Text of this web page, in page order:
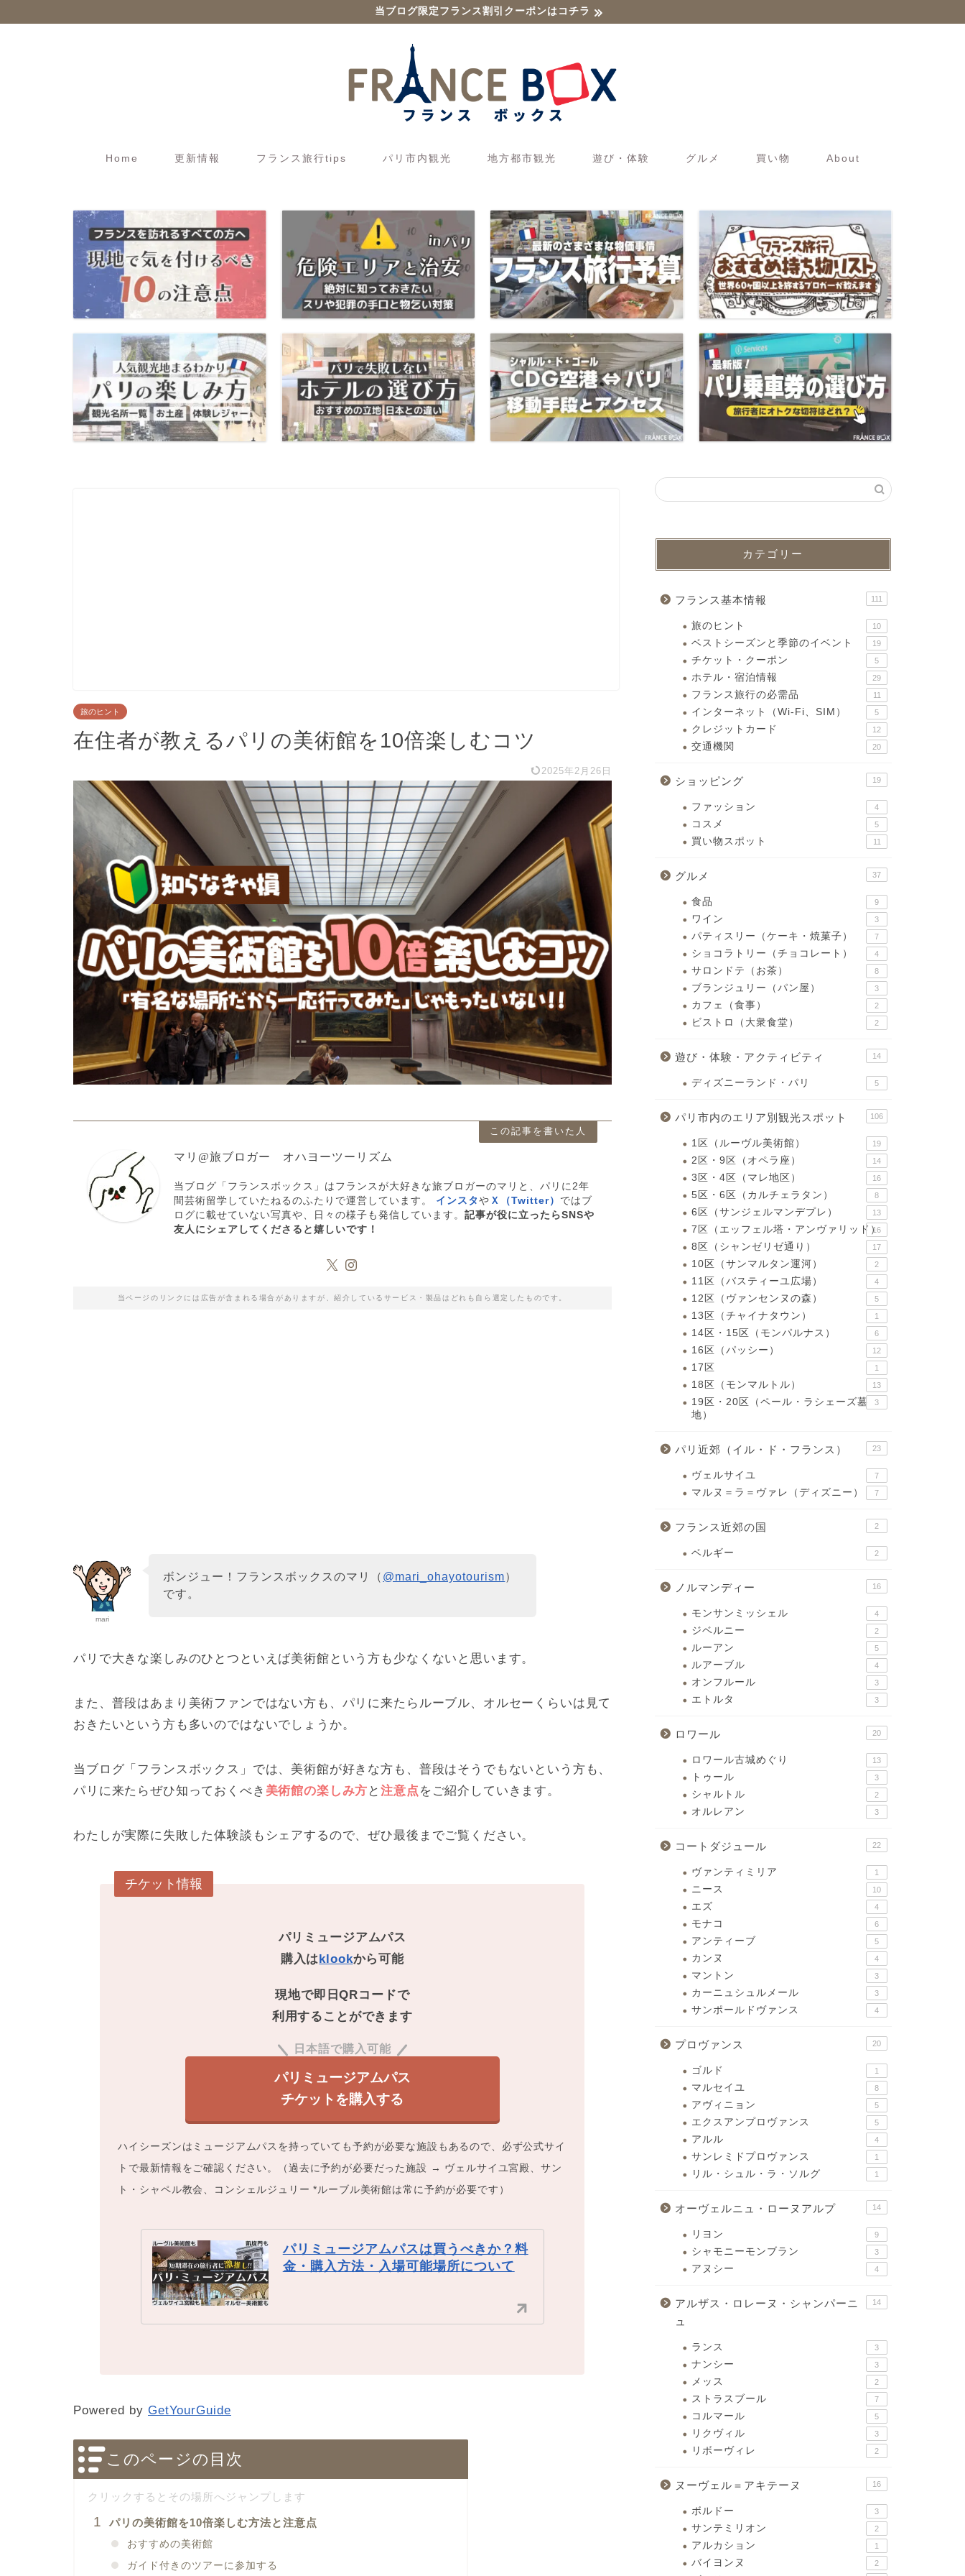
当ブログ限定フランス割引クーポンはコチラ
Home 更新情報 フランス旅行tips パリ市内観光 地方都市観光 遊び・体験 グルメ 買い物 About
旅のヒント
在住者が教えるパリの美術館を10倍楽しむコツ
2025年2月26日
この記事を書いた人
マリ@旅ブロガー オハヨーツーリズム
当ブログ「フランスボックス」はフランスが大好きな旅ブロガーのマリと、パリに2年
間芸術留学していたねるのふたりで運営しています。 インスタ や Ｘ（Twitter） ではブ
ログに載せていない写真や、日々の様子も発信しています。 記事が役に立ったらSNSや
友人にシェアしてくださると嬉しいです！
当ページのリンクには広告が含まれる場合がありますが、紹介しているサービス・製品はどれも自ら選定したものです。
mari
ボンジュー！フランスボックスのマリ（ @mari_ohayotourism）
です。
パリで大きな楽しみのひとつといえば美術館という方も少なくないと思います。
また、普段はあまり美術ファンではない方も、パリに来たらルーブル、オルセーくらいは見て
おきたいという方も多いのではないでしょうか。
当ブログ「フランスボックス」では、美術館が好きな方も、普段はそうでもないという方も、
パリに来たらぜひ知っておくべき 美術館の楽しみ方 と注意点 をご紹介していきます。
わたしが実際に失敗した体験談もシェアするので、ぜひ最後までご覧ください。
チケット情報
パリミュージアムパス
購入は klookから可能
現地で即日QRコードで
利用することができます
日本語で購入可能
パリミュージアムパス
チケットを購入する
ハイシーズンはミュージアムパスを持っていても予約が必要な施設もあるので、必ず公式サイ
トで最新情報をご確認ください。（過去に予約が必要だった施設 → ヴェルサイユ宮殿、サン
ト・シャペル教会、コンシェルジュリー *ルーブル美術館は常に予約が必要です）
パリミュージアムパスは買うべきか？料
金・購入方法・入場可能場所について
Powered by GetYourGuide
このページの目次
パリの美術館を10倍楽しむ方法と注意点
おすすめの美術館
ガイド付きのツアーに参加する
カテゴリー
フランス基本情報 111
旅のヒント 10
ベストシーズンと季節のイベント 19
チケット・クーポン 5
ホテル・宿泊情報 29
フランス旅行の必需品 11
インターネット（Wi-Fi、SIM） 5
クレジットカード 12
交通機関 20
ショッピング 19
ファッション 4
コスメ 5
買い物スポット 11
グルメ 37
食品 9
ワイン 3
パティスリー（ケーキ・焼菓子） 7
ショコラトリー（チョコレート） 4
サロンドテ（お茶） 8
ブランジュリー（パン屋） 3
カフェ（食事） 2
ビストロ（大衆食堂） 2
遊び・体験・アクティビティ 14
ディズニーランド・パリ 5
パリ市内のエリア別観光スポット 106
1区（ルーヴル美術館） 19
2区・9区（オペラ座） 14
3区・4区（マレ地区） 16
5区・6区（カルチェラタン） 8
6区（サンジェルマンデプレ） 13
7区（エッフェル塔・アンヴァリッド）
16
8区（シャンゼリゼ通り） 17
10区（サンマルタン運河） 2
11区（バスティーユ広場） 4
12区（ヴァンセンヌの森） 5
13区（チャイナタウン） 1
14区・15区（モンパルナス） 6
16区（パッシー） 12
17区 1
18区（モンマルトル） 13
19区・20区（ペール・ラシェーズ墓
地）
3
パリ近郊（イル・ド・フランス） 23
ヴェルサイユ 7
マルヌ＝ラ＝ヴァレ（ディズニー） 7
フランス近郊の国 2
ベルギー 2
ノルマンディー 16
モンサンミッシェル 4
ジベルニー 2
ルーアン 5
ルアーブル 4
オンフルール 3
エトルタ 3
ロワール 20
ロワール古城めぐり 13
トゥール 3
シャルトル 2
オルレアン 3
コートダジュール 22
ヴァンティミリア 1
ニース 10
エズ 4
モナコ 6
アンティーブ 5
カンヌ 4
マントン 3
カーニュシュルメール 3
サンポールドヴァンス 4
プロヴァンス 20
ゴルド 1
マルセイユ 8
アヴィニョン 5
エクスアンプロヴァンス 5
アルル 4
サンレミドプロヴァンス 1
リル・シュル・ラ・ソルグ 1
オーヴェルニュ・ローヌアルプ 14
リヨン 9
シャモニーモンブラン 3
アヌシー 4
アルザス・ロレーヌ・シャンパーニ
ュ
14
ランス 3
ナンシー 3
メッス 2
ストラスブール 7
コルマール 5
リクヴィル 3
リボーヴィレ 2
ヌーヴェル＝アキテーヌ 16
ボルドー 3
サンテミリオン 2
アルカション 1
バイヨンヌ 2